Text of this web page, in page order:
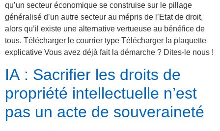
qu’un secteur économique se construise sur le pillage
généralisé d’un autre secteur au mépris de l’Etat de droit,
alors qu’il existe une alternative vertueuse au bénéfice de
tous. Télécharger le courrier type Télécharger la plaquette
explicative Vous avez déjà fait la démarche ? Dites-le nous !
IA : Sacrifier les droits de
propriété intellectuelle n’est
pas un acte de souveraineté